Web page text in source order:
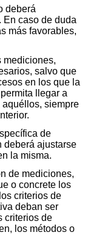
deberá
En caso de duda
más favorables,
mediciones,
salvo que
en los que la
llegar a
siempre
de
deberá ajustarse
la misma.
de mediciones,
o concrete los
criterios de
deban ser
criterios de
los métodos o